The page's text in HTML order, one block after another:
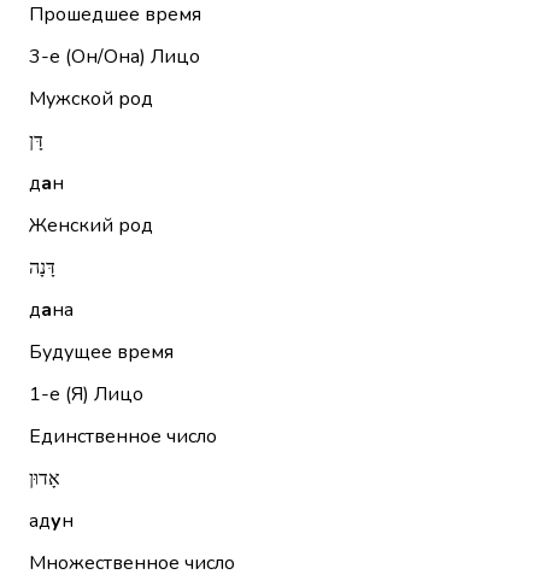
Прошедшее время
3-е (Он/Она) Лицо
Мужской род
דָּן
дан
Женский род
דָּנָה
дана
Будущее время
1-е (Я) Лицо
Единственное число
אָדוּן
адун
Множественное число